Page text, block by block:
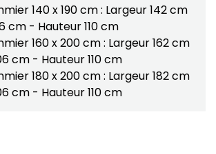
140 x 190 cm : Largeur 142 cm
cm - Hauteur 110 cm
160 x 200 cm : Largeur 162 cm
cm - Hauteur 110 cm
180 x 200 cm : Largeur 182 cm
cm - Hauteur 110 cm